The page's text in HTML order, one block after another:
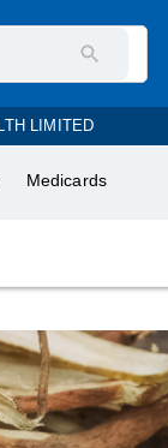
LIMITED
Medicards